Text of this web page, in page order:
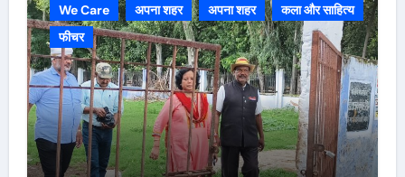
We Care अपना शहर अपना शहर
कला और साहित्य
फीचर